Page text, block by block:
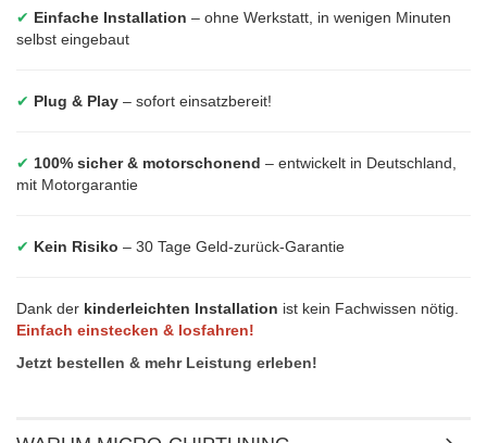
✔ Einfache Installation – ohne Werkstatt, in wenigen Minuten
selbst eingebaut
✔ Plug & Play – sofort einsatzbereit!
✔ 100% sicher & motorschonend – entwickelt in Deutschland,
mit Motorgarantie
✔ Kein Risiko – 30 Tage Geld-zurück-Garantie
Dank der kinderleichten Installation ist kein Fachwissen nötig.
Einfach einstecken & losfahren!
Jetzt bestellen & mehr Leistung erleben!